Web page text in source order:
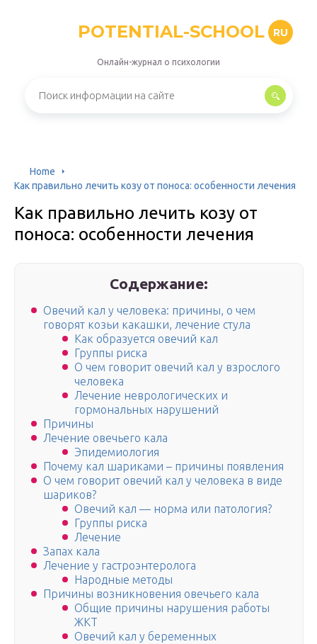
POTENTIAL-SCHOOL RU
Онлайн-журнал о психологии
Home
Как правильно лечить козу от поноса: особенности лечения
Как правильно лечить козу от
поноса: особенности лечения
Содержание:
Овечий кал у человека: причины, о чем
говорят козьи какашки, лечение стула
Как образуется овечий кал
Группы риска
О чем говорит овечий кал у взрослого
человека
Лечение неврологических и
гормональных нарушений
Причины
Лечение овечьего кала
Эпидемиология
Почему кал шариками – причины появления
О чем говорит овечий кал у человека в виде
шариков?
Овечий кал — норма или патология?
Группы риска
Лечение
Запах кала
Лечение у гастроэнтеролога
Народные методы
Причины возникновения овечьего кала
Общие причины нарушения работы
ЖКТ
Овечий кал у беременных